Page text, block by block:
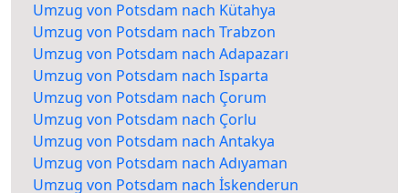
Umzug von Potsdam nach Kütahya
Umzug von Potsdam nach Trabzon
Umzug von Potsdam nach Adapazarı
Umzug von Potsdam nach Isparta
Umzug von Potsdam nach Çorum
Umzug von Potsdam nach Çorlu
Umzug von Potsdam nach Antakya
Umzug von Potsdam nach Adıyaman
Umzug von Potsdam nach İskenderun